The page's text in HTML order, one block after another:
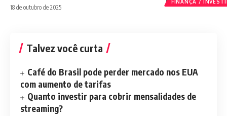
FINANÇA /
18 de outubro de 2025
Talvez você curta
Café do Brasil pode perder mercado nos EUA
com aumento de tarifas
Quanto investir para cobrir mensalidades de
streaming?